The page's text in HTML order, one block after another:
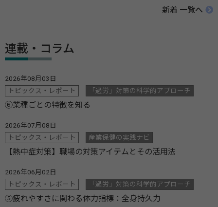
新着 一覧へ
連載・コラム
2026年08月03日
トピックス・レポート
「過労」対策の科学的アプローチ
⑥業種ごとの特徴を知る
2026年07月08日
トピックス・レポート
産業保健の実践ナビ
【熱中症対策】職場の対策アイテムとその活用法
2026年06月02日
トピックス・レポート
「過労」対策の科学的アプローチ
⑤疲れやすさに関わる体力指標：全身持久力